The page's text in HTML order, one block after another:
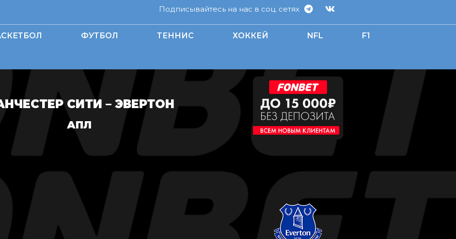
Подписывайтесь на нас в соц. сетях
ФУТБОЛ ТЕННИС ХОККЕЙ NFL F1
СИТИ – ЭВЕРТОН
АПЛ